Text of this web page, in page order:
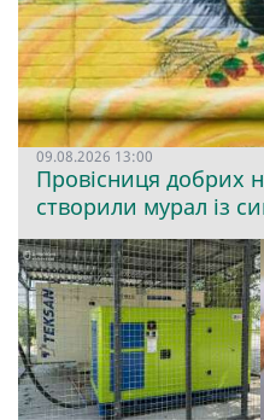
09.08.2026 13:00
Провісниця добрих
створили мурал із